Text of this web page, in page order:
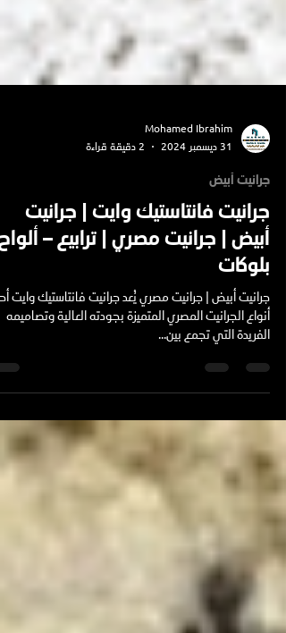
Mohamed Ibrahim
31 ديسمبر 2024
2 دقيقة قراءة
جرانيت فانتاستيك وايت | جرانيت
أبيض | جرانيت مصري | ترابيع –
بلوكات
جرانيت أبيض |
أنواع الجرانيت المصري المتميزة بجودته العالية وتصاميمه
الفريدة التي تجمع بين...